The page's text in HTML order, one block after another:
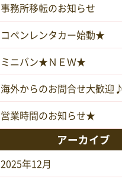
事務所移転のお知らせ
コペンレンタカー始動★
ミニバン★ＮＥＷ★
海外からのお問合せ大歓迎♪
営業時間のお知らせ★
アーカイブ
2025年12月